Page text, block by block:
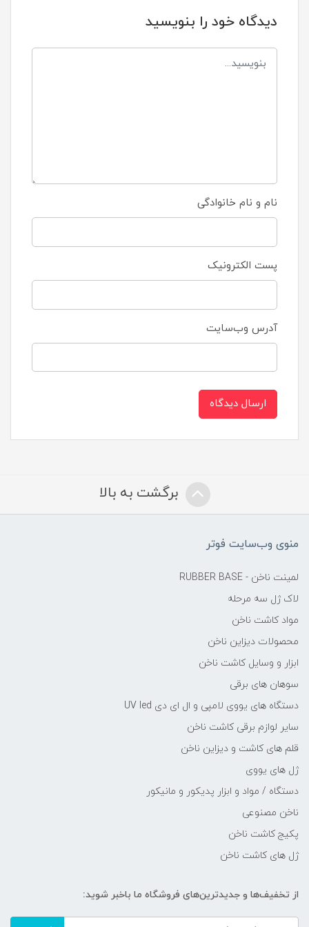
دیدگاه خود را بنویسید
نام و نام خانوادگی
پست الکترونیک
آدرس وب‌سایت
ارسال دیدگاه
برگشت به بالا
منوی وب‌سایت فوتر
لمینت ناخن - RUBBER BASE
لاک ژل سه مرحله
مواد کاشت ناخن
محصولات دیزاین ناخن
ابزار و وسایل کاشت ناخن
سوهان های برقی
دستگاه های یووی لامپی و ال ای دی UV led
سایر لوازم برقی کاشت ناخن
قلم های کاشت و دیزاین ناخن
ژل های یووی
دستگاه / مواد و ابزار پدیکور و مانیکور
ناخن مصنوعی
پکیج کاشت ناخن
ژل های کاشت ناخن
از تخفیف‌ها و جدیدترین‌های فروشگاه ما باخبر شوید: